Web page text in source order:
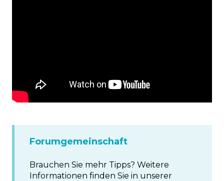
Forumgemeinschaft
Brauchen Sie mehr Tipps? Weitere
Informationen finden Sie in unserer